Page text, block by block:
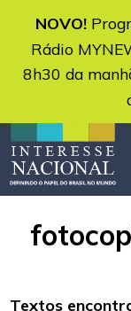
NOVO!
Rádio
8h30 da
Textos